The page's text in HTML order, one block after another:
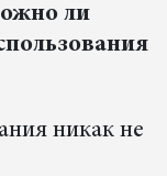
ли
никак не